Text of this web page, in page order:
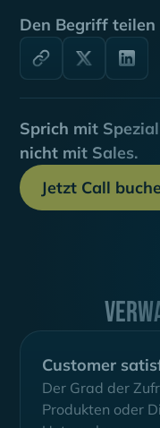
Den Begriff teilen
Sprich mit
nicht mit Sales.
Jetzt Call
Customer
Der Grad der
Produkten oder